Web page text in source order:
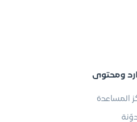
ومحتوى
المساعدة